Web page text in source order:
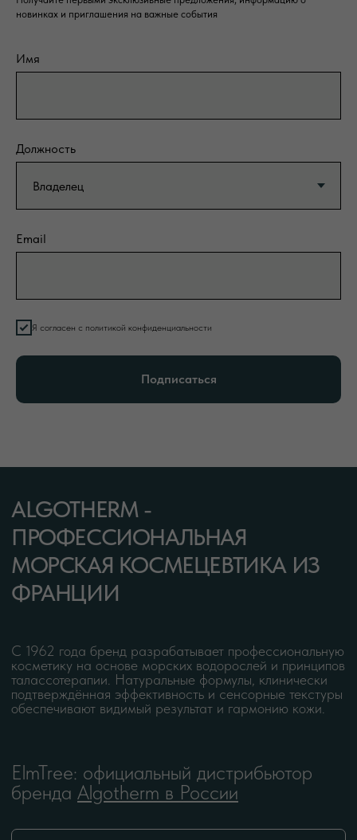
новинках и приглашения на важные события
Имя
Должность
Email
Я согласен с политикой конфиденциальности
Подписаться